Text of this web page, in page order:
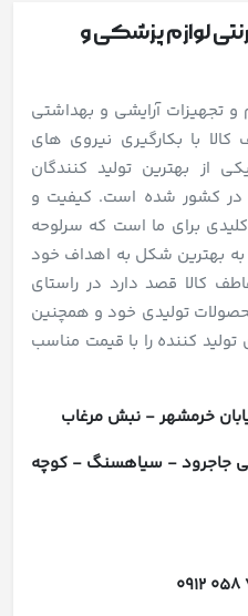
لوازم پزشکی و
و تجهیزات آرایشی و بهداشتی
با بکارگیری نیروی های
از بهترین تولید کنندگان
در کشور شده است. کیفیت و
برای ما است که سرلوحه
به بهترین شکل به اهداف خود
کالا قصد دارد در راستای
تولیدی خود و همچنین
کننده را با قیمت مناسب
خرمشهر - نبش مرغاب
جاجرود - سیاهسنگ - کوچه
0912 058